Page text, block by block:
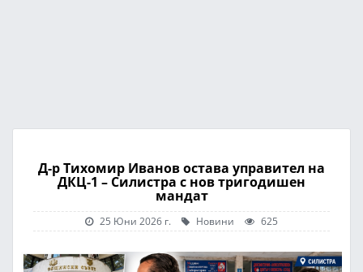
Д-р Тихомир Иванов остава управител на
ДКЦ-1 – Силистра с нов тригодишен
мандат
25 Юни 2026 г. Новини 625